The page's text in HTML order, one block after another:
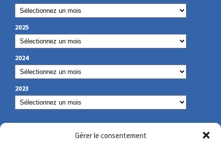
Gérer le consentement
2025
2024
2023
NUESTROS DATOS DE CONTACTO